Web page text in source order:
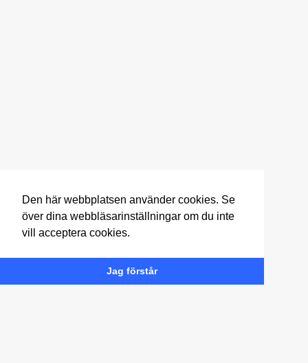
Den här webbplatsen använder cookies. Se
över dina webbläsarinställningar om du inte
vill acceptera cookies.
Jag förstår